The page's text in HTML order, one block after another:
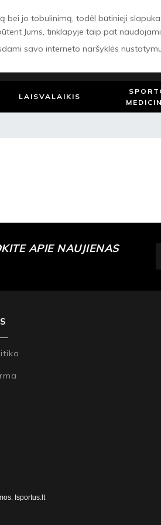
Patikusios
prekės
LAISVALAIKIS
APIE NAUJIENAS
Isportus.lt
jo tobulinimą, todėl būtinieji
Jums, tinklapyje taip pat
savo interneto naršyklės